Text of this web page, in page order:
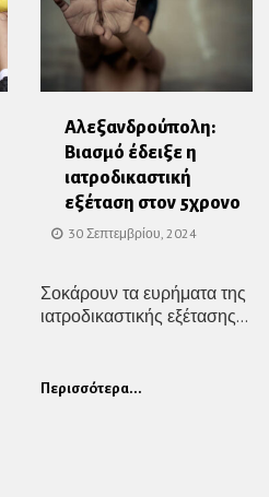
Αλεξανδρούπολη:
Βιασμό έδειξε η
ιατροδικαστική
εξέταση στον 5χρονο
30 Σεπτεμβρίου, 2024
Σοκάρουν τα ευρήματα της
ιατροδικαστικής εξέτασης...
Περισσότερα...